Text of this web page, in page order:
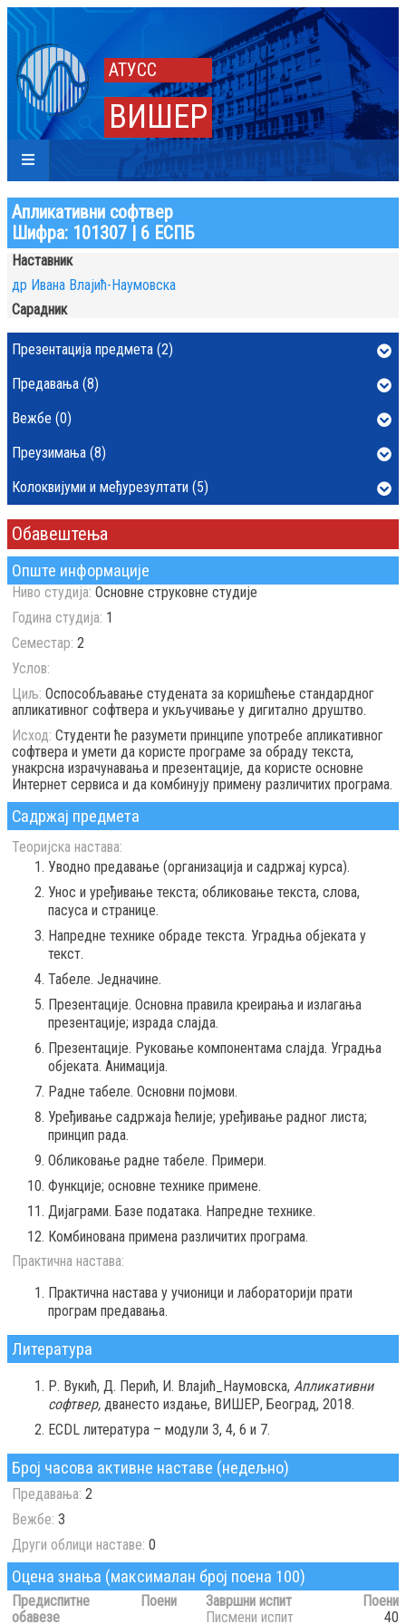
АТУСС
ВИШЕР
Апликативни софтвер
Шифра: 101307 | 6 ЕСПБ
Опште информације
Ниво студија: Основне струковне студије
Година студија: 1
Семестар: 2
Услов:
Циљ: Оспособљавање студената за коришћење стандардног
апликативног софтвера и укључивање у дигитално друштво.
Исход: Студенти ће разумети принципе употребе апликативног
софтвера и умети да користе програме за обраду текста,
унакрсна израчунавања и презентације, да користе основне
Интернет сервиса и да комбинују примену различитих програма.
Садржај предмета
Теоријска настава:
Уводно предавање (организација и садржај курса).
Унос и уређивање текста; обликовање текста, слова,
пасуса и странице.
Напредне технике обраде текста. Уградња објеката у
текст.
Табеле. Jедначине.
Презентације. Основна правила креирања и излагања
презентације; израда слајда.
Презентације. Руковање компонентама слајда. Уградња
објеката. Анимацијa.
Радне табеле. Основни појмови.
Уређивање садржаја ћелије; уређивање радног листа;
принцип рада.
Обликовање радне табеле. Примери.
Функције; основне технике примене.
Дијаграми. Базе података. Напредне технике.
Комбинована примена различитих програма.
Практична настава:
Практична настава у учионици и лабораторији прати
програм предавања.
Литература
Р. Вукић, Д. Перић, И. Влајић_Наумовска, Апликативни
софтвер, дванесто издање, ВИШЕР, Београд, 2018.
ECDL литература – модули 3, 4, 6 и 7.
Број часова активне наставе (недељно)
Предавања: 2
Вежбе: 3
Други облици наставе: 0
Оцена знања (максималан број поена 100)
Предиспитне
обавезе
Поени Завршни испит
Поени
Писмени испит
40
Наставник
др Ивана Влајић-Наумовска
Сарадник
Презентација предмета (2)
Предавања (8)
Вежбе (0)
Преузимања (8)
Колоквијуми и међурезултати (5)
Обавештења